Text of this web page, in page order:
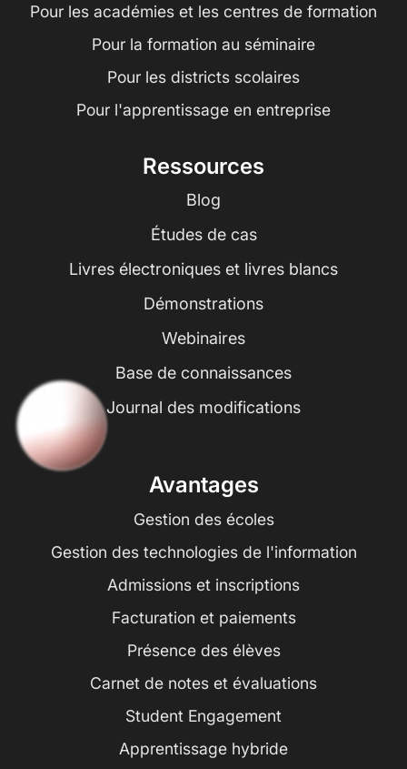
Pour les académies et les centres de formation
Pour la formation au séminaire
Pour les districts scolaires
Pour l'apprentissage en entreprise
Ressources
Blog
Études de cas
Livres électroniques et livres blancs
Démonstrations
Webinaires
Base de connaissances
Journal des modifications
Avantages
Gestion des écoles
Gestion des technologies de l'information
Admissions et inscriptions
Facturation et paiements
Présence des élèves
Carnet de notes et évaluations
Student Engagement
Apprentissage hybride